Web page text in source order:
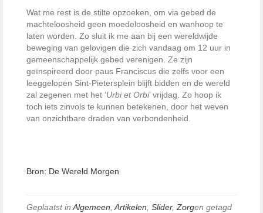
Wat me rest is de stilte opzoeken, om via gebed de
machteloosheid geen moedeloosheid en wanhoop te
laten worden. Zo sluit ik me aan bij een wereldwijde
beweging van gelovigen die zich vandaag om 12 uur in
gemeenschappelijk gebed verenigen. Ze zijn
geïnspireerd door paus Franciscus die zelfs voor een
leeggelopen Sint-Pietersplein blijft bidden en de wereld
zal zegenen met het ‘Urbi et Orbi’ vrijdag. Zo hoop ik
toch iets zinvols te kunnen betekenen, door het weven
van onzichtbare draden van verbondenheid.
Bron: De Wereld Morgen
Geplaatst in Algemeen Artikelen Slider, Zorgen getagd